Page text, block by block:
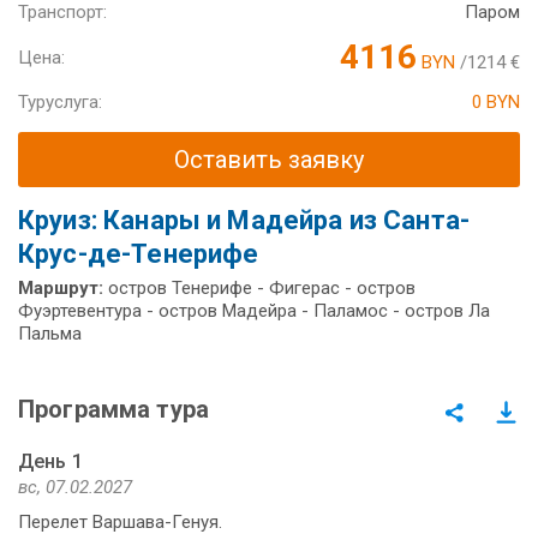
Транспорт:
Паром
Цена: 4116 BYN /1214 €
Туруслуга:
0 BYN
Оставить заявку
Круиз: Канары и Мадейра из Санта-
Крус-де-Тенерифе
Маршрут: остров Тенерифе - Фигерас - остров
Фуэртевентура - остров Мадейра - Паламос - остров Ла
Пальма
Программа тура
День 1
вс, 07.02.2027
Перелет Варшава-Генуя.